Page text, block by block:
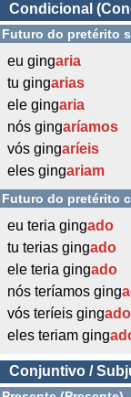
Condicional
Futuro do pretérito
eu gingaria
tu gingarias
ele gingaria
nós gingaríamos
vós gingaríeis
eles gingariam
Futuro do pretérito
eu teria gingado
tu terias gingado
ele teria gingado
nós teríamos ging
vós teríeis gingado
eles teriam ging
Conjuntivo /